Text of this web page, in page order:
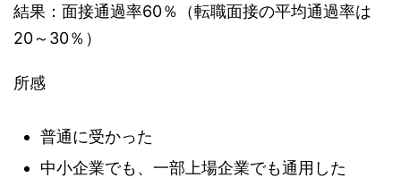
結果：面接通過率60％（転職面接の平均通過率は
20～30％）
所感
普通に受かった
中小企業でも、一部上場企業でも通用した